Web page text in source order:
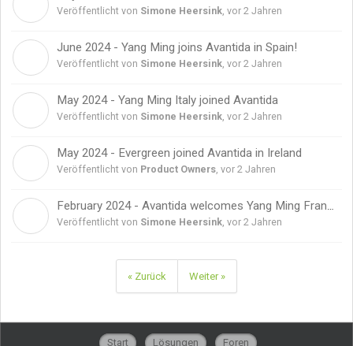
Veröffentlicht von Simone Heersink vor 2 Jahren
June 2024 - Yang Ming joins Avantida in Spain!
Veröffentlicht von Simone Heersink vor 2 Jahren
May 2024 - Yang Ming Italy joined Avantida
Veröffentlicht von Simone Heersink vor 2 Jahren
May 2024 - Evergreen joined Avantida in Ireland
Veröffentlicht von Product Owners vor 2 Jahren
Veröffentlicht von Simone Heersink vor 2 Jahren
« Zurück Weiter »
Start Lösungen Foren